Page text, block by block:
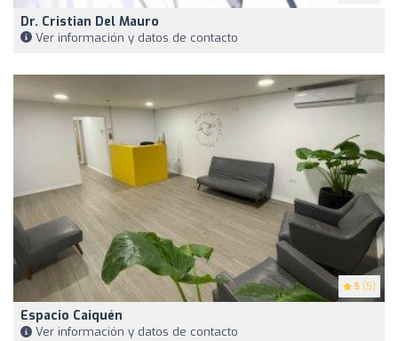
Dr. Cristian Del Mauro
Ver información y datos de contacto
5 (5)
Espacio Caiquén
Ver información y datos de contacto